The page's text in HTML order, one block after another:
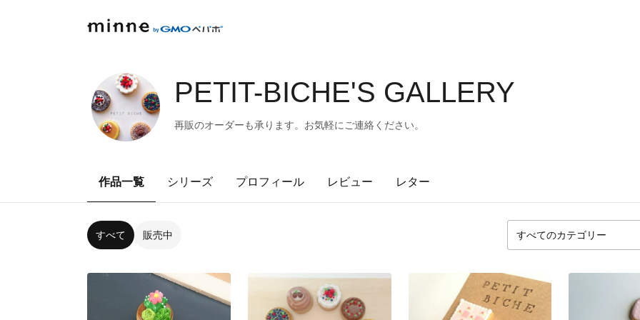
PETIT-BICHE'S GALLERY
再販のオーダーも承ります。お気軽にご連絡ください。
作品一覧 シリーズ プロフィール レビュー レター
すべて 販売中